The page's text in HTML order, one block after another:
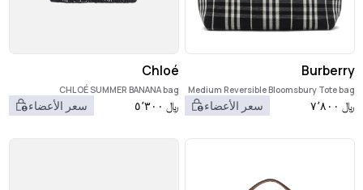
Burberry
Medium Reversible Bloomsbury Tote bag
﷼ ٧٬٨٠٠ سعر الأعضاء
Chloé
CHLOÉ SUMMER BANANA bag
﷼ ٥٬٣٠٠ سعر الأعضاء